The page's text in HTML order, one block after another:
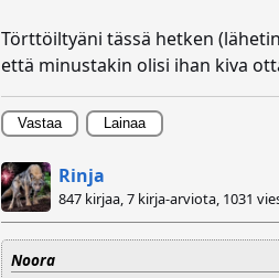
Törttöiltyäni tässä hetken
että minustakin olisi ihan kiva
Vastaa Lainaa
Rinja
847 kirjaa, 7 kirja-arviota, 1031
Noora